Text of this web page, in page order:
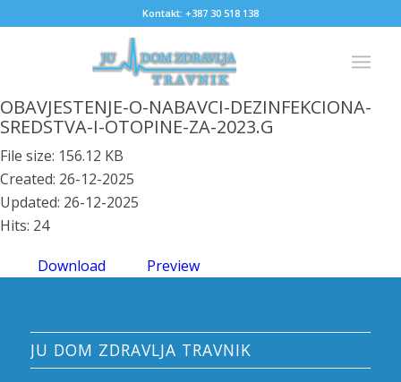
Kontakt: +387 30 518 138
OBAVJESTENJE-O-NABAVCI-DEZINFEKCIONA-
SREDSTVA-I-OTOPINE-ZA-2023.G
File size: 156.12 KB
Created: 26-12-2025
Updated: 26-12-2025
Hits: 24
Download Preview
JU DOM ZDRAVLJA TRAVNIK